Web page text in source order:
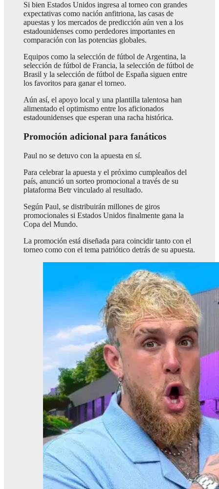
Si bien Estados Unidos ingresa al torneo con grandes
expectativas como nación anfitriona, las casas de
apuestas y los mercados de predicción aún ven a los
estadounidenses como perdedores importantes en
comparación con las potencias globales.
Equipos como la selección de fútbol de Argentina, la
selección de fútbol de Francia, la selección de fútbol de
Brasil y la selección de fútbol de España siguen entre
los favoritos para ganar el torneo.
Aún así, el apoyo local y una plantilla talentosa han
alimentado el optimismo entre los aficionados
estadounidenses que esperan una racha histórica.
Promoción adicional para fanáticos
Paul no se detuvo con la apuesta en sí.
Para celebrar la apuesta y el próximo cumpleaños del
país, anunció un sorteo promocional a través de su
plataforma Betr vinculado al resultado.
Según Paul, se distribuirán millones de giros
promocionales si Estados Unidos finalmente gana la
Copa del Mundo.
La promoción está diseñada para coincidir tanto con el
torneo como con el tema patriótico detrás de su apuesta.